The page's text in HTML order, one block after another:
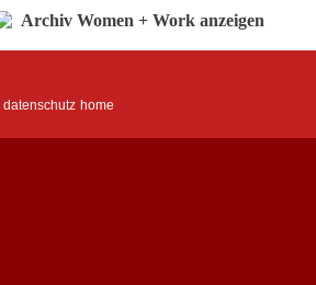
Archiv Women + Work anzeigen
datenschutz home